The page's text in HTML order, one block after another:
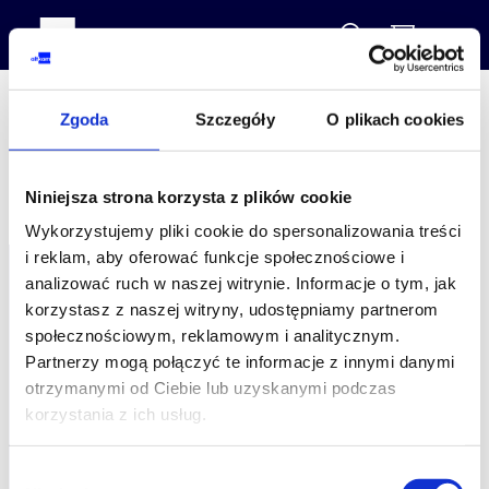
Zgoda Szczegóły O plikach cookies
Niniejsza strona korzysta z plików cookie
Wykorzystujemy pliki cookie do spersonalizowania treści
i reklam, aby oferować funkcje społecznościowe i
analizować ruch w naszej witrynie. Informacje o tym, jak
korzystasz z naszej witryny, udostępniamy partnerom
społecznościowym, reklamowym i analitycznym.
Partnerzy mogą połączyć te informacje z innymi danymi
otrzymanymi od Ciebie lub uzyskanymi podczas
korzystania z ich usług.
how do we work